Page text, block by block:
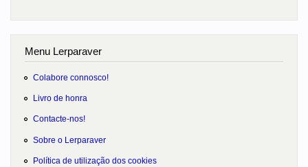
Menu Lerparaver
Colabore connosco!
Livro de honra
Contacte-nos!
Sobre o Lerparaver
Política de utilização dos cookies